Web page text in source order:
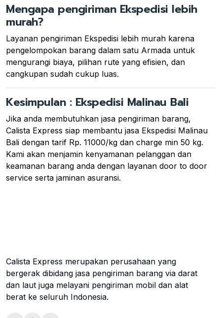
Mengapa pengiriman Ekspedisi lebih
murah?
Layanan pengiriman Ekspedisi lebih murah karena
pengelompokan barang dalam satu Armada untuk
mengurangi biaya, pilihan rute yang efisien, dan
cangkupan sudah cukup luas.
Kesimpulan : Ekspedisi Malinau Bali
Jika anda membutuhkan jasa pengiriman barang,
Calista Express siap membantu jasa Ekspedisi Malinau
Bali dengan tarif Rp. 11000/kg dan charge min 50 kg.
Kami akan menjamin kenyamanan pelanggan dan
keamanan barang anda dengan layanan door to door
service serta jaminan asuransi.
Calista Express merupakan perusahaan yang
bergerak dibidang jasa pengiriman barang via darat
dan laut juga melayani pengiriman mobil dan alat
berat ke seluruh Indonesia.